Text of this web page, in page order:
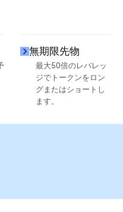
無期限先物
最大50倍のレバレッ
ジでトークンをロン
グまたはショートし
ます。